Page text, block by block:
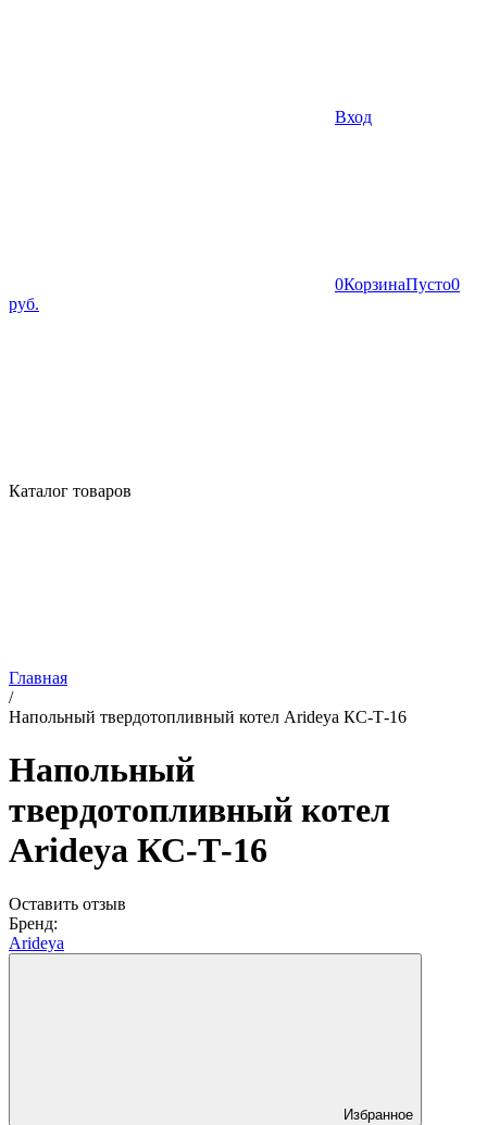
Вход
0КорзинаПусто0
руб.
Каталог товаров
Главная
/
Напольный твердотопливный котел Arideya КС-Т-16
Напольный
твердотопливный котел
Arideya КС-Т-16
Оставить отзыв
Бренд:
Arideya
Избранное